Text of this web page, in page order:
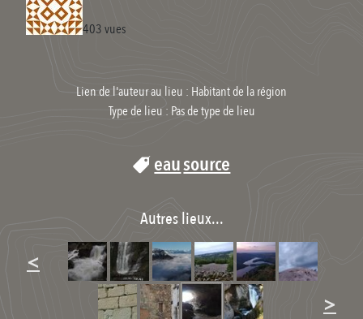
403 vues
Lien de l'auteur au lieu : Habitant de la région
Type de lieu : Pas de type de lieu
eausource
Autres lieux...
<
>